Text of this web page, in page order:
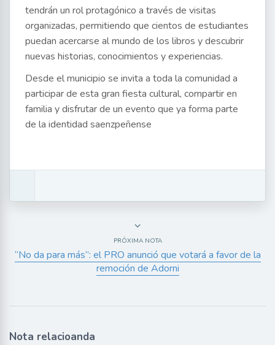
tendrán un rol protagónico a través de visitas
organizadas, permitiendo que cientos de estudiantes
puedan acercarse al mundo de los libros y descubrir
nuevas historias, conocimientos y experiencias.
Desde el municipio se invita a toda la comunidad a
participar de esta gran fiesta cultural, compartir en
familia y disfrutar de un evento que ya forma parte
de la identidad saenzpeñense
PRÓXIMA NOTA
“No da para más”: el PRO anunció que votará a favor de la
remoción de Adorni
Nota relacioanda